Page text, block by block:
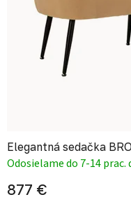
Elegantná sedačka
Odosielame do 7-14 prac.
877 €